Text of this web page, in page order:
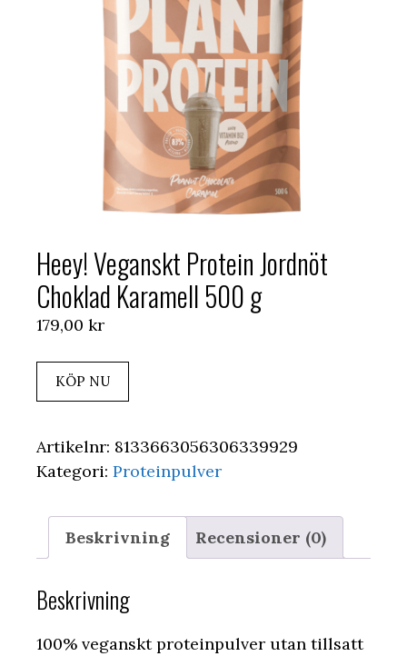
Heey! Veganskt Protein Jordnöt
Choklad Karamell 500 g
179,00 kr
KÖP NU
Artikelnr: 8133663056306339929
Kategori: Proteinpulver
Beskrivning Recensioner (0)
Beskrivning
100% veganskt proteinpulver utan tillsatt